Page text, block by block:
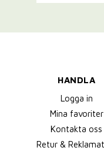
HANDLA
Logga in
Mina favoriter
Kontakta oss
Retur &